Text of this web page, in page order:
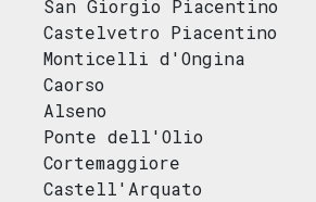
San Giorgio Piacentino
Castelvetro Piacentino
Monticelli d'Ongina
Caorso
Alseno
Ponte dell'Olio
Cortemaggiore
Castell'Arquato